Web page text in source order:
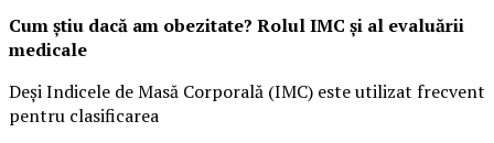
Cum știu dacă am obezitate? Rolul IMC și al evaluării
medicale
Deși Indicele de Masă Corporală (IMC) este utilizat frecvent
pentru clasificarea